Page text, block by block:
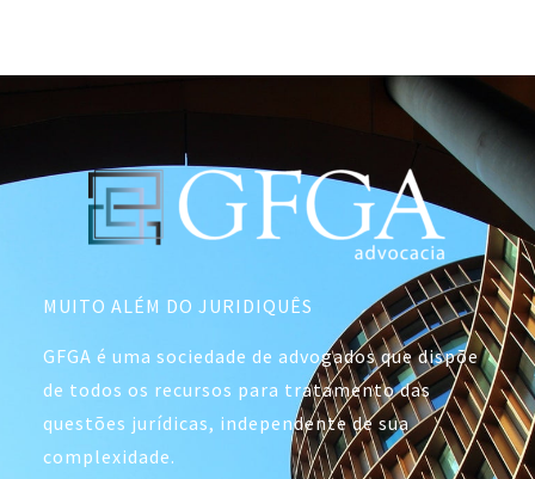
MUITO ALÉM DO JURIDIQUÊS
GFGA é uma sociedade de advogados que dispõe
de todos os recursos para tratamento das
questões jurídicas, independente de sua
complexidade.